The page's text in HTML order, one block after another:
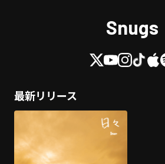
Snugs
最新リリース